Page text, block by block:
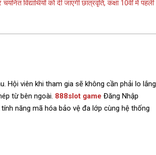
विद्यार्थियों को दी जाएगी छात्रवृति, कक्षा 10वीं में पहली
Hội viên khi tham gia sẽ không cần phải lo lắng
từ bên ngoài. 888slot game Đăng Nhập
năng mã hóa bảo vệ đa lớp cùng hệ thống